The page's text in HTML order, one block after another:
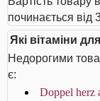
починається від
Які вітаміни
Недорогими
є:
Doppel herz